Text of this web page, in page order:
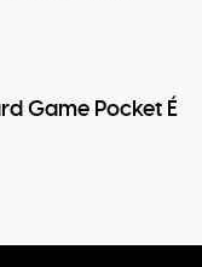
Game Pocket É